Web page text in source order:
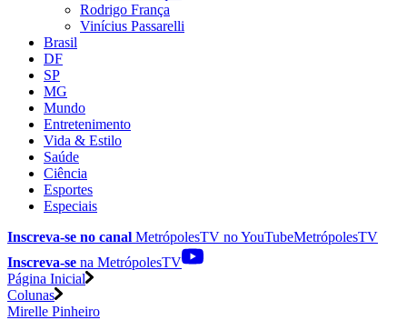
Rodrigo França
Vinícius Passarelli
Brasil
DF
SP
MG
Mundo
Entretenimento
Vida & Estilo
Saúde
Ciência
Esportes
Especiais
Inscreva-se no canal MetrópolesTV noYouTubeMetrópolesTV
Inscreva-se na MetrópolesTV
Página Inicial
Colunas
Mirelle Pinheiro